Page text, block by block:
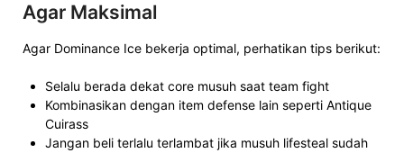
Agar Maksimal
Agar Dominance Ice bekerja optimal, perhatikan tips berikut:
Selalu berada dekat core musuh saat team fight
Kombinasikan dengan item defense lain seperti Antique
Cuirass
Jangan beli terlalu terlambat jika musuh lifesteal sudah